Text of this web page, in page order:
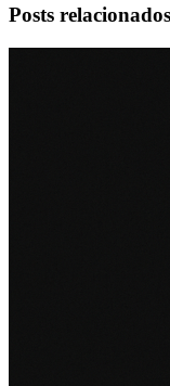
Posts relacionados